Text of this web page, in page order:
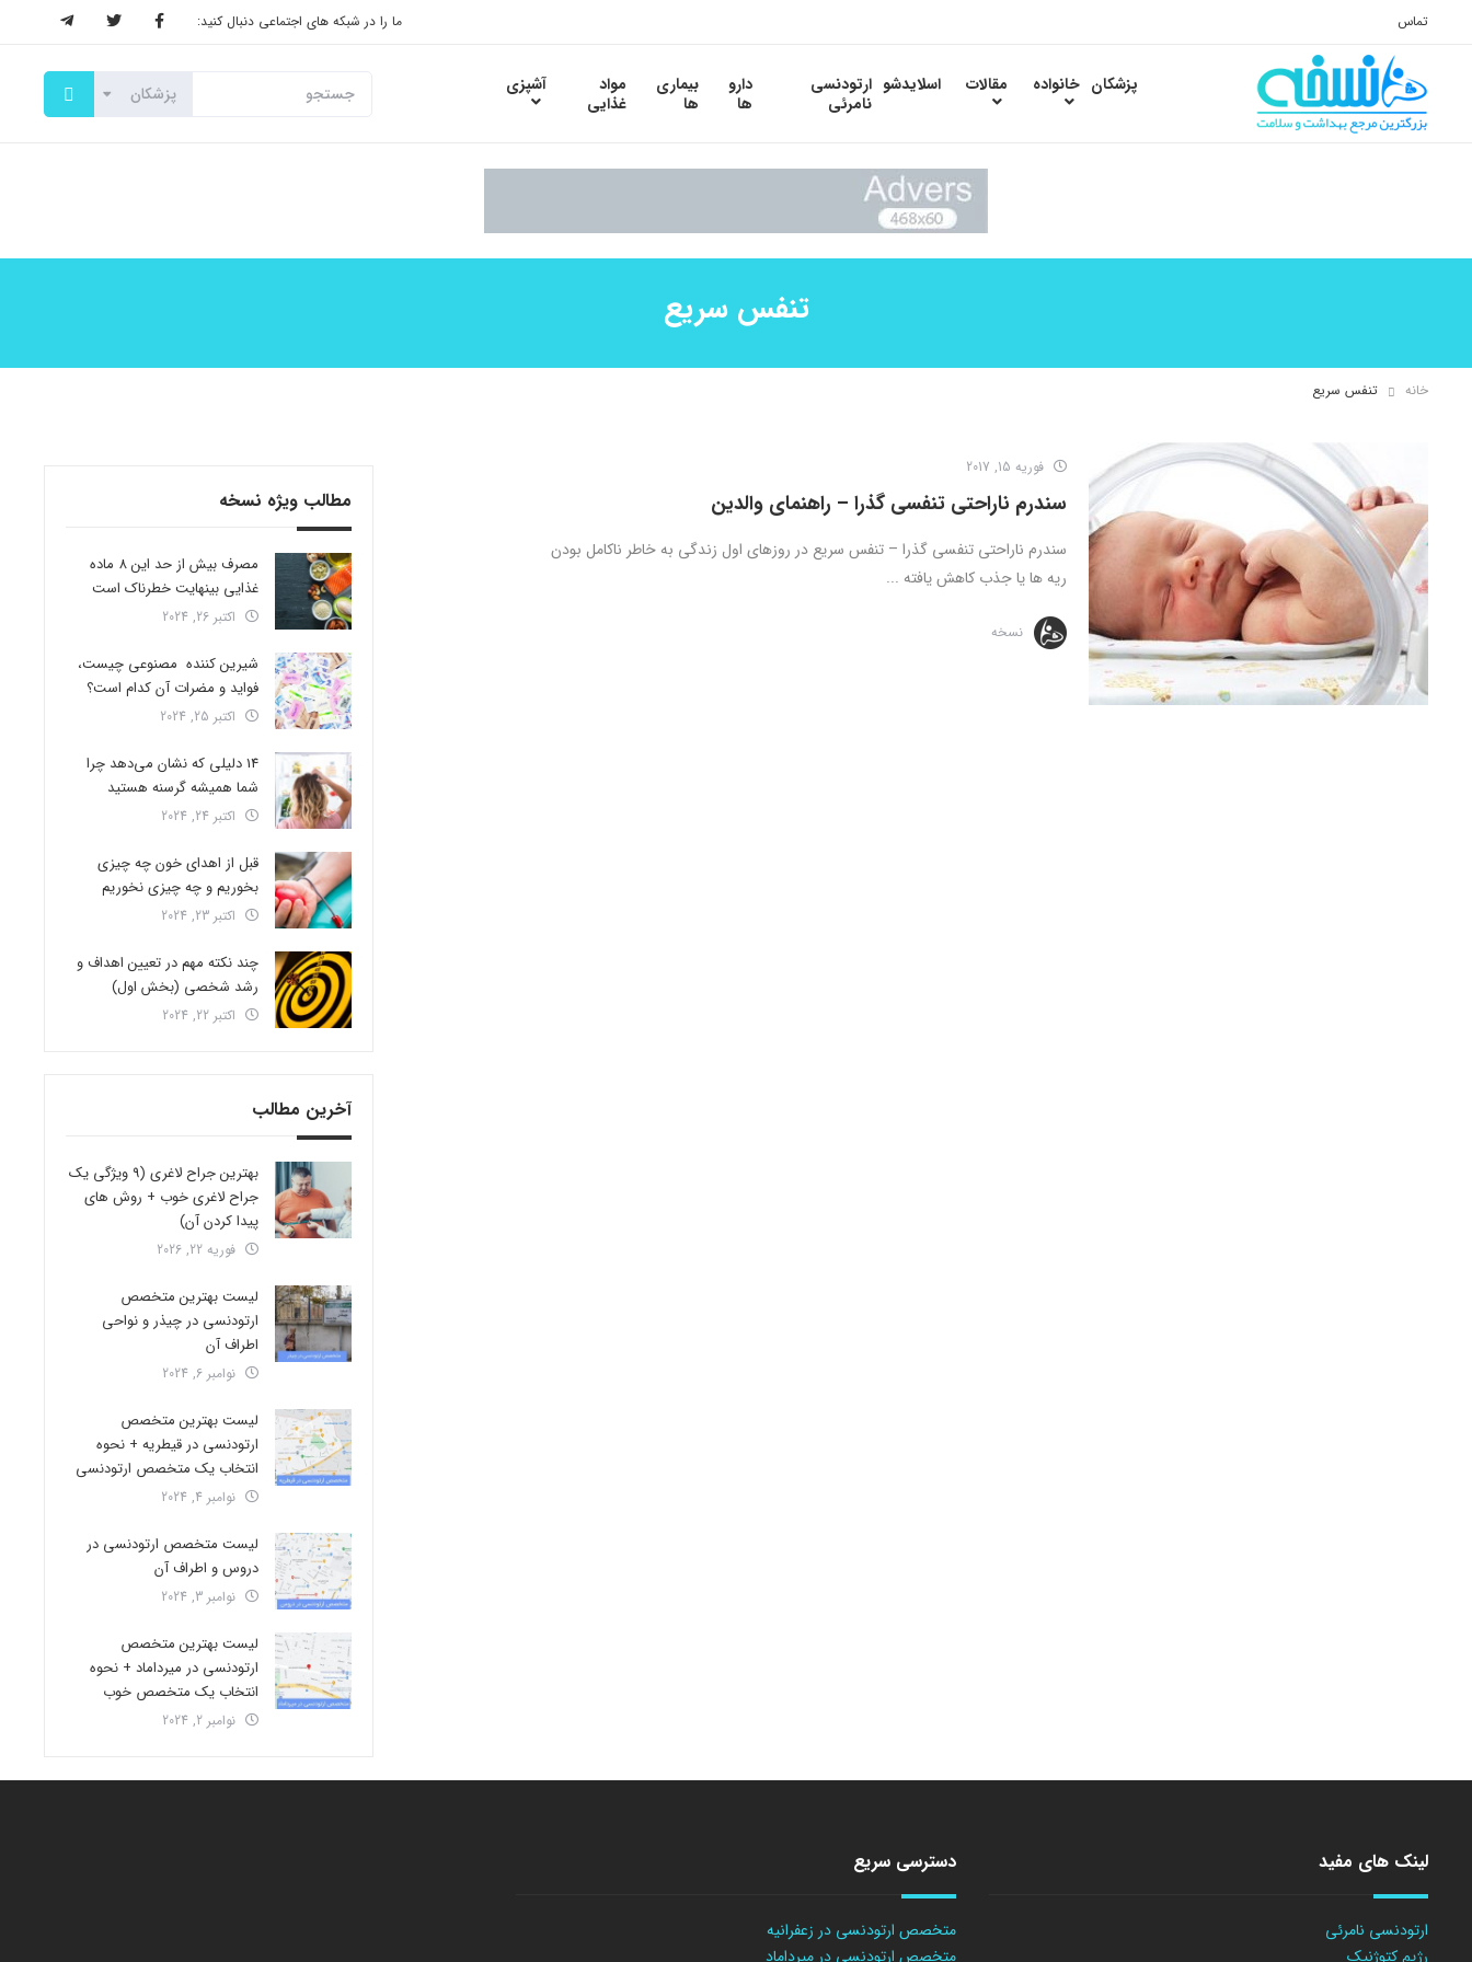
تماس ما را در شبکه های اجتماعی دنبال کنید:
پزشکان خانواده مقالات اسلایدشو ارتودنسی
نامرئی
دارو
ها
بیماری
ها
مواد
غذایی
آشپزی
تنفس سریع
خانه تنفس سریع
فوریه 15, 2017
سندرم ناراحتی تنفسی گذرا – راهنمای والدین
سندرم ناراحتی تنفسی گذرا – تنفس سریع در روزهای اول زندگی به خاطر ناکامل بودن
ریه ها یا جذب کاهش یافته ...
نسخه
مطالب ویژه نسخه
مصرف بیش از حد این 8 ماده
غذایی بینهایت خطرناک است
اکتبر 26, 2024
شیرین کننده مصنوعی چیست،
فواید و مضرات آن کدام است؟
اکتبر 25, 2024
14 دلیلی که نشان می‌دهد چرا
شما همیشه گرسنه هستید
اکتبر 24, 2024
قبل از اهدای خون چه چیزی
بخوریم و چه چیزی نخوریم
اکتبر 23, 2024
چند نکته مهم در تعیین اهداف و
رشد شخصی (بخش اول)
اکتبر 22, 2024
آخرین مطالب
بهترین جراح لاغری (9 ویژگی یک
جراح لاغری خوب + روش های
پیدا کردن آن)
فوریه 22, 2026
لیست بهترین متخصص
ارتودنسی در چیذر و نواحی
اطراف آن
نوامبر 6, 2024
لیست بهترین متخصص
ارتودنسی در قیطریه + نحوه
انتخاب یک متخصص ارتودنسی
نوامبر 4, 2024
لیست متخصص ارتودنسی در
دروس و اطراف آن
نوامبر 3, 2024
لیست بهترین متخصص
ارتودنسی در میرداماد + نحوه
انتخاب یک متخصص خوب
نوامبر 2, 2024
لینک های مفید
ارتودنسی نامرئی
رژیم کتوژنیک
دسترسی سریع
متخصص ارتودنسی در زعفرانیه
متخصص ارتودنسی در میرداماد